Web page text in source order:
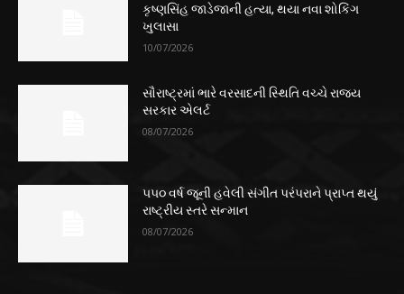
કૃષ્ણસિંહ જાડેજાની હત્યા, થયા નવા શોકિંગ
ખુલાસા
10/07/2026
સૌરાષ્ટ્રમાં ભારે વરસાદની સ્થિતિ વચ્ચે રાજ્ય
સરકાર એલર્ટ
08/07/2026
૫૫૦ વર્ષ જૂની હવેલી સંગીત પરંપરાને પ્રાપ્ત થયું
રાષ્ટ્રીય સ્તરે સન્માન
08/07/2026